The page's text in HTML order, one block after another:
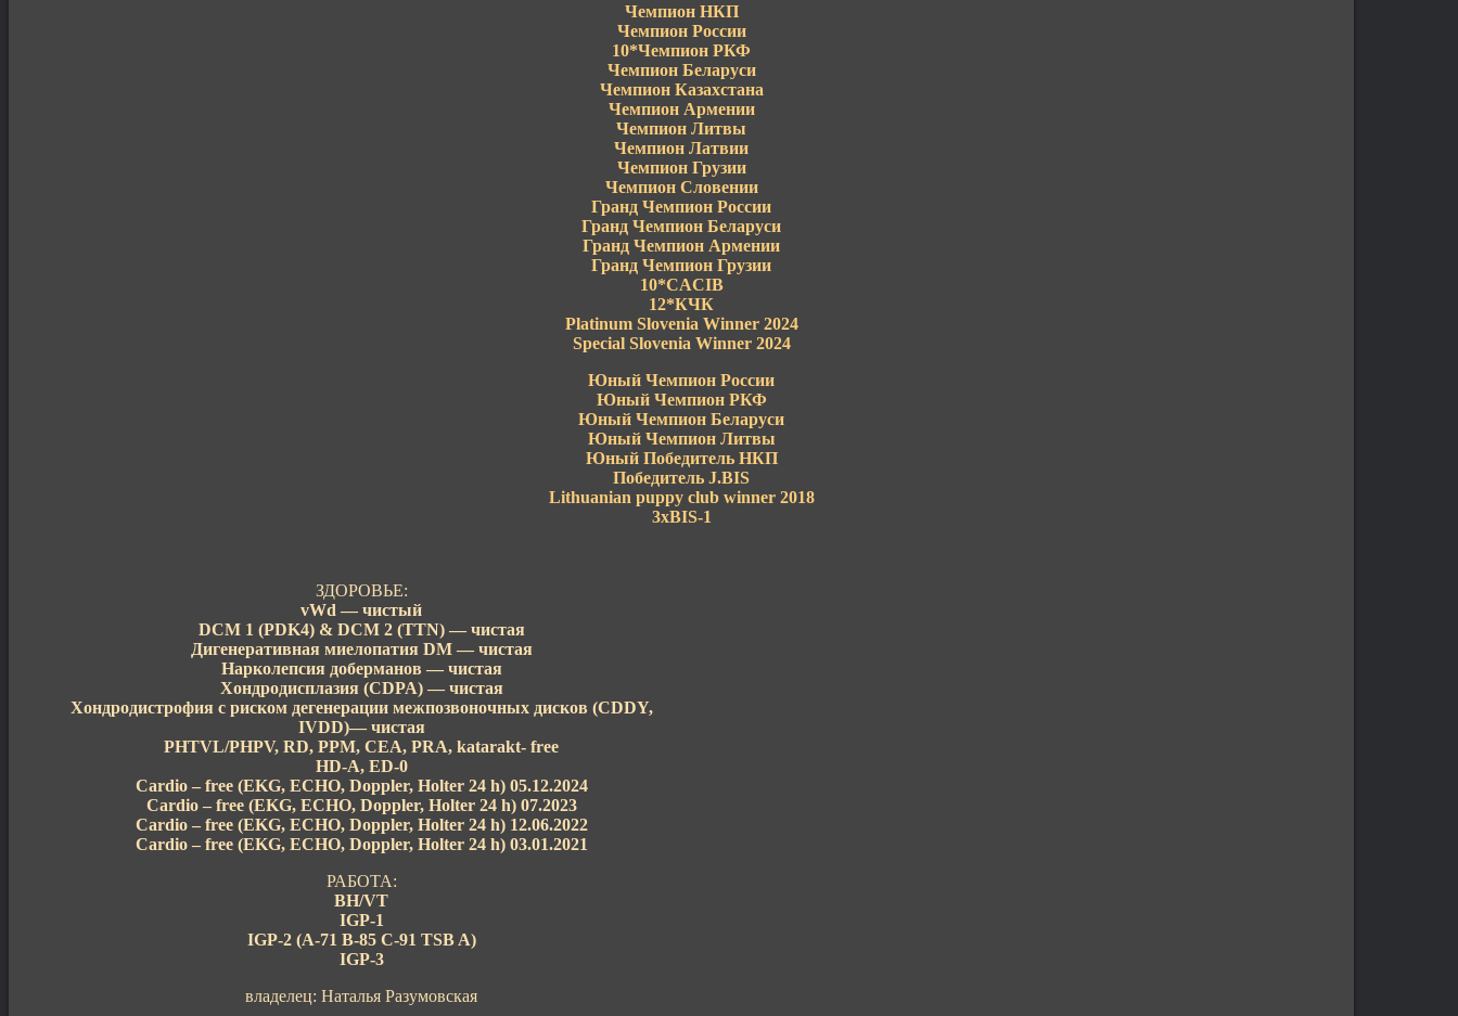
Чемпион НКП
Чемпион России
10*Чемпион РКФ
Чемпион Беларуси
Чемпион Казахстана
Чемпион Армении
Чемпион Литвы
Чемпион Латвии
Чемпион Грузии
Чемпион Словении
Гранд Чемпион России
Гранд Чемпион Беларуси
Гранд Чемпион Армении
Гранд Чемпион Грузии
10*CACIB
12*КЧК
Platinum Slovenia Winner 2024
Special Slovenia Winner 2024
Юный Чемпион России
Юный Чемпион РКФ
Юный Чемпион Беларуси
Юный Чемпион Литвы
Юный Победитель НКП
Победитель J.BIS
Lithuanian puppy club winner 2018
3xBIS-1
ЗДОРОВЬЕ:
vWd — чистый
DCM 1 (PDK4) & DCM 2 (TTN) — чистая
Дигенеративная миелопатия DM — чистая
Нарколепсия доберманов — чистая
Хондродисплазия (CDPA) — чистая
Хондродистрофия с риском дегенерации межпозвоночных дисков (CDDY,
IVDD)— чистая
PHTVL/PHPV, RD, PPM, CEA, PRA, katarakt- free
HD-A, ED-0
Cardio – free (EKG, ECHO, Doppler, Holter 24 h) 05.12.2024
Cardio – free (EKG, ECHO, Doppler, Holter 24 h) 07.2023
Cardio – free (EKG, ECHO, Doppler, Holter 24 h) 12.06.2022
Cardio – free (EKG, ECHO, Doppler, Holter 24 h) 03.01.2021
РАБОТА:
ВН/VT
IGP-1
IGP-2 (A-71 B-85 C-91 TSB A)
IGP-3
владелец: Наталья Разумовская